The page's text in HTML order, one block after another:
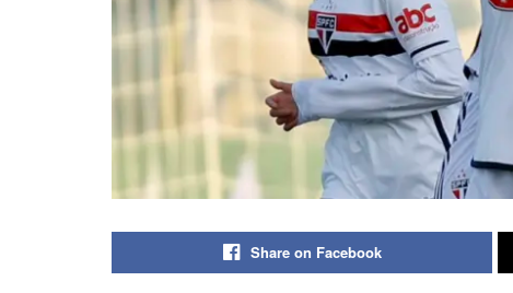
Share on Facebook